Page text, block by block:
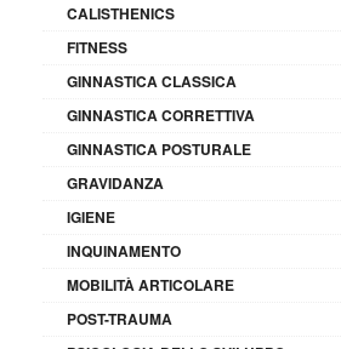
CALISTHENICS
FITNESS
GINNASTICA CLASSICA
GINNASTICA CORRETTIVA
GINNASTICA POSTURALE
GRAVIDANZA
IGIENE
INQUINAMENTO
MOBILITÀ ARTICOLARE
POST-TRAUMA